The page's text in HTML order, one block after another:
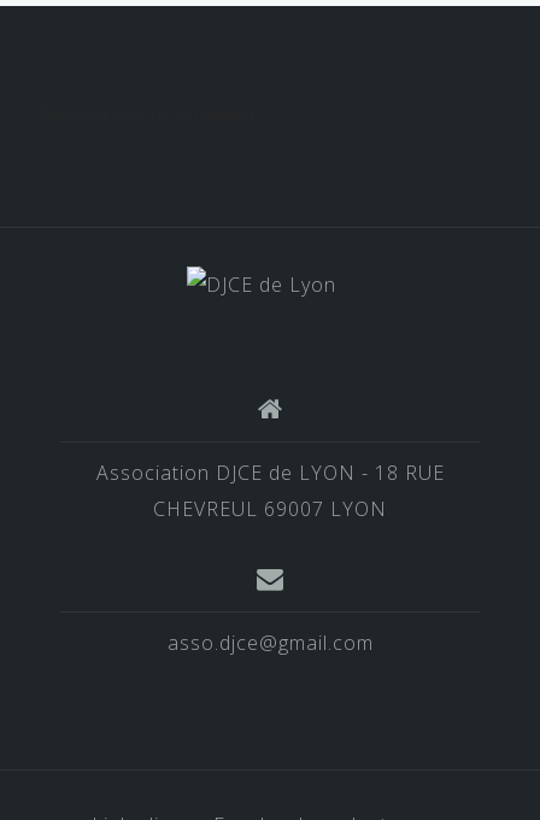
Association DJCE de LYON - 18 RUE
CHEVREUL 69007 LYON
asso.djce@gmail.com